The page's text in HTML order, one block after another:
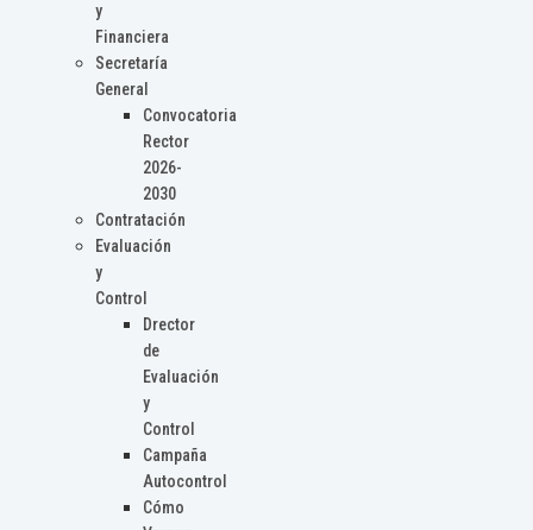
y
Financiera
Secretaría
General
Convocatoria
Rector
2026-
2030
Contratación
Evaluación
y
Control
Drector
de
Evaluación
y
Control
Campaña
Autocontrol
Cómo